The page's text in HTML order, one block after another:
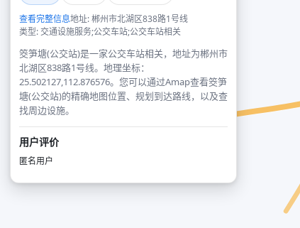
查看完整信息地址: 郴州市北湖区838路1号线
类型: 交通设施服务;公交车站;公交车站相关
筊笋塘(公交站)是一家公交车站相关，地址为郴州市
北湖区838路1号线。地理坐标：
25.502127,112.876576。您可以通过Amap查看筊笋
塘(公交站)的精确地图位置、规划到达路线，以及查
找周边设施。
用户评价
匿名用户